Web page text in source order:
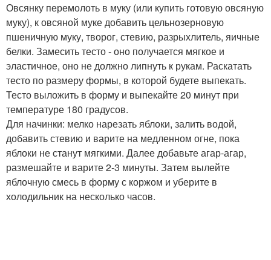
Овсянку перемолоть в муку (или купить готовую овсяную
муку), к овсяной муке добавить цельнозерновую
пшеничную муку, творог, стевию, разрыхлитель, яичные
белки. Замесить тесто - оно получается мягкое и
эластичное, оно не должно липнуть к рукам. Раскатать
тесто по размеру формы, в которой будете выпекать.
Тесто выложить в форму и выпекайте 20 минут при
температуре 180 градусов.
Для начинки: мелко нарезать яблоки, залить водой,
добавить стевию и варите на медленном огне, пока
яблоки не станут мягкими. Далее добавьте агар-агар,
размешайте и варите 2-3 минуты. Затем вылейте
яблочную смесь в форму с коржом и уберите в
холодильник на несколько часов.